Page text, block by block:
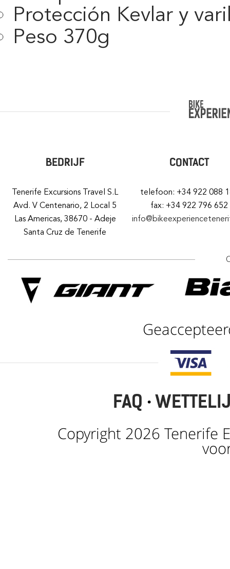
Protección Kevlar y
Peso 370g
BEDRIJF
Tenerife Excursions Travel S.L
Avd. V Centenario, 2 Local 5
Las Americas, 38670 - Adeje
Santa Cruz de Tenerife
CONTACT
telefoon: +34 922 088
fax: +34 922 796 652
FAQ ·
Copyright 2026 Tenerife